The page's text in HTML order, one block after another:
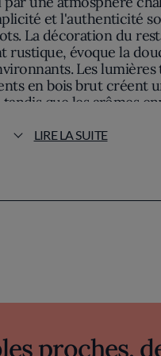
et l'authenticité
La décoration du
rustique, évoque la
Les lumières
en bois brut créent
que les arômes
est un hommage aux
pour maintenir la
LIRE LA SUITE
proches,